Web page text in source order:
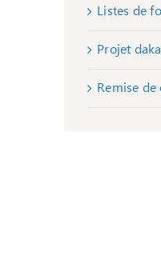
Listes de
Projet
Remise de